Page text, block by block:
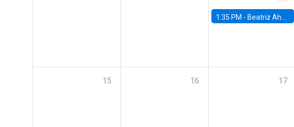
1:35 PM - Beatriz Ahumada, PhD candidate, Universidad de Pittsburgh
15 16 17